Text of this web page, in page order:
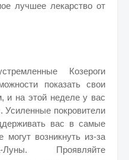
лучшее лекарство от
Козероги
показать свои
и на этой неделе у вас
Усиленные покровители
вас в самые
возникнуть из-за
Луны. Проявляйте